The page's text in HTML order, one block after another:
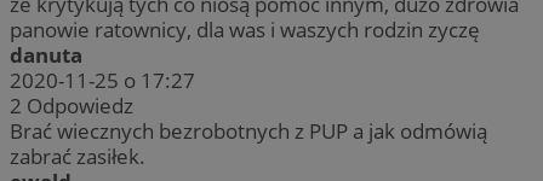
panowie ratownicy, dla was i waszych rodzin zyczę
danuta
2020-11-25 o 17:27
2 Odpowiedz
Brać wiecznych bezrobotnych z PUP a jak odmówią
zabrać zasiłek.